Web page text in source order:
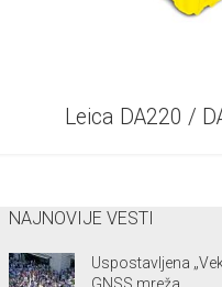
Leica DA220 /
NAJNOVIJE VESTI
Uspostavljena